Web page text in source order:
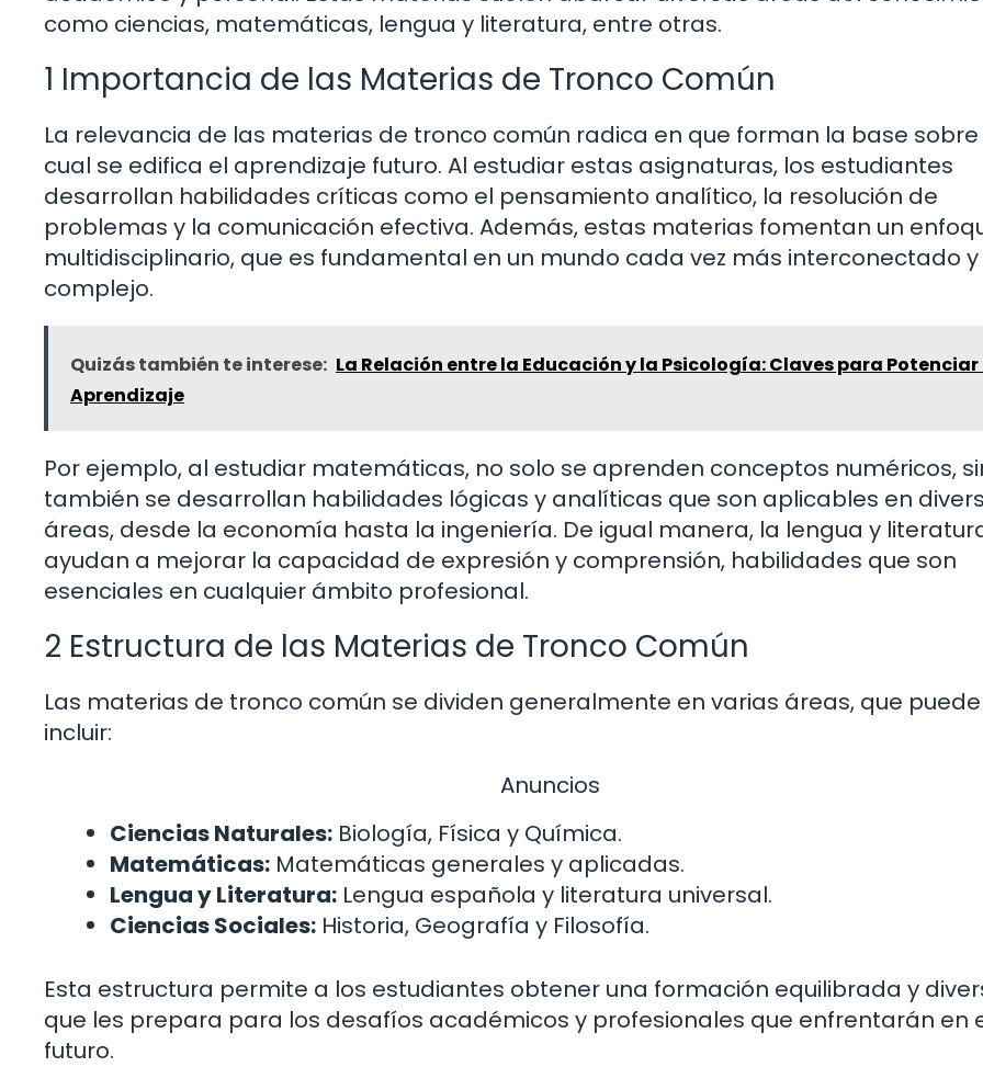
como ciencias, matemáticas, lengua y literatura, entre otras.
1 Importancia de las Materias de Tronco Común
La relevancia de las materias de tronco común radica en que forman la base sobre
cual se edifica el aprendizaje futuro. Al estudiar estas asignaturas, los estudiantes
desarrollan habilidades críticas como el pensamiento analítico, la resolución de
problemas y la comunicación efectiva. Además, estas materias fomentan un
multidisciplinario, que es fundamental en un mundo cada vez más interconectado y
complejo.
Quizás también te interese: La Relación entre la Educación y la Psicología: Claves para Potenciar
Aprendizaje
Por ejemplo, al estudiar matemáticas, no solo se aprenden conceptos numéricos,
también se desarrollan habilidades lógicas y analíticas que son aplicables en
áreas, desde la economía hasta la ingeniería. De igual manera, la lengua y
ayudan a mejorar la capacidad de expresión y comprensión, habilidades que son
esenciales en cualquier ámbito profesional.
2 Estructura de las Materias de Tronco Común
Las materias de tronco común se dividen generalmente en varias áreas, que
incluir:
Anuncios
Ciencias Naturales: Biología, Física y Química.
Matemáticas: Matemáticas generales y aplicadas.
Lengua y Literatura: Lengua española y literatura universal.
Ciencias Sociales: Historia, Geografía y Filosofía.
Esta estructura permite a los estudiantes obtener una formación equilibrada y
que les prepara para los desafíos académicos y profesionales que enfrentarán en
futuro.